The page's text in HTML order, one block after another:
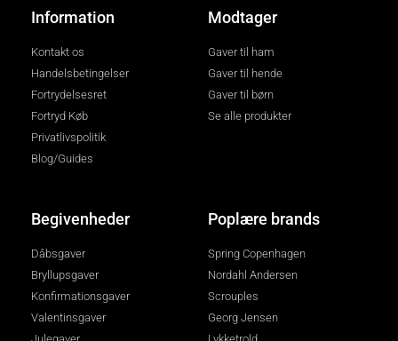
Information
Kontakt os
Handelsbetingelser
Fortrydelsesret
Fortryd Køb
Privatlivspolitik
Blog/Guides
Modtager
Gaver til ham
Gaver til hende
Gaver til børn
Se alle produkter
Begivenheder
Dåbsgaver
Bryllupsgaver
Konfirmationsgaver
Valentinsgaver
Poplære brands
Spring Copenhagen
Nordahl Andersen
Scrouples
Georg Jensen